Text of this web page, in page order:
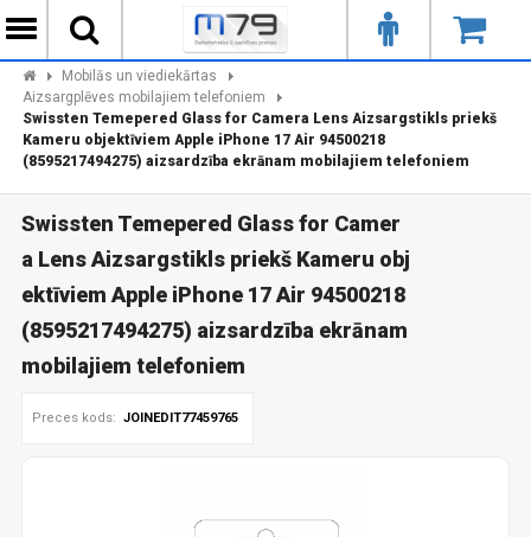
Mobilās un viediekārtas
Aizsargplēves mobilajiem telefoniem
Swissten Temepered Glass for Camera Lens Aizsargstikls priekš
Kameru objektīviem Apple iPhone 17 Air 94500218
(8595217494275) aizsardzība ekrānam mobilajiem telefoniem
Swissten Temepered Glass for Camer
a Lens Aizsargstikls priekš Kameru obj
ektīviem Apple iPhone 17 Air 94500218
(8595217494275) aizsardzība ekrānam
mobilajiem telefoniem
Preces kods: JOINEDIT77459765